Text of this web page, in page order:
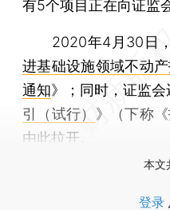
有5个项目正在向证监
2020年4月30日，
进基础设施领域不动
通知》；同时，证监会
引（试行） 》（下称
由此拉开。
本文
登录